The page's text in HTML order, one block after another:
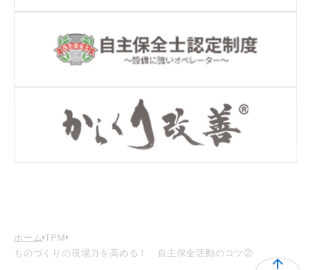
ホーム TPM
ものづくりの現場力を高める！ 自主保全活動のコツ②